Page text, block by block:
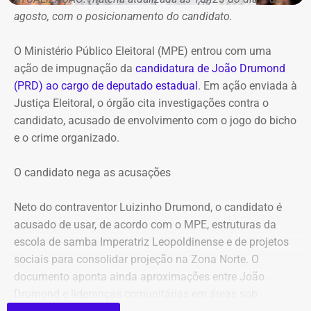
Declaração de bens de Marcelo Freixo em 2026 — Foto:
Reprodução/Divulgacand
agosto, com o posicionamento do candidato.
O Ministério Público Eleitoral (MPE) entrou com uma
ação de impugnação da candidatura de João Drumond
(PRD) ao cargo de deputado estadual . Em ação enviada à
Justiça Eleitoral, o órgão cita investigações contra o
candidato, acusado de envolvimento com o jogo do bicho
e o crime organizado.
O candidato nega as acusações
Neto do contraventor Luizinho Drumond, o candidato é
acusado de usar, de acordo com o MPE, estruturas da
escola de samba Imperatriz Leopoldinense e de projetos
sociais para consolidar projeção na Zona Norte. O
documento aponta ainda aproximações entre João